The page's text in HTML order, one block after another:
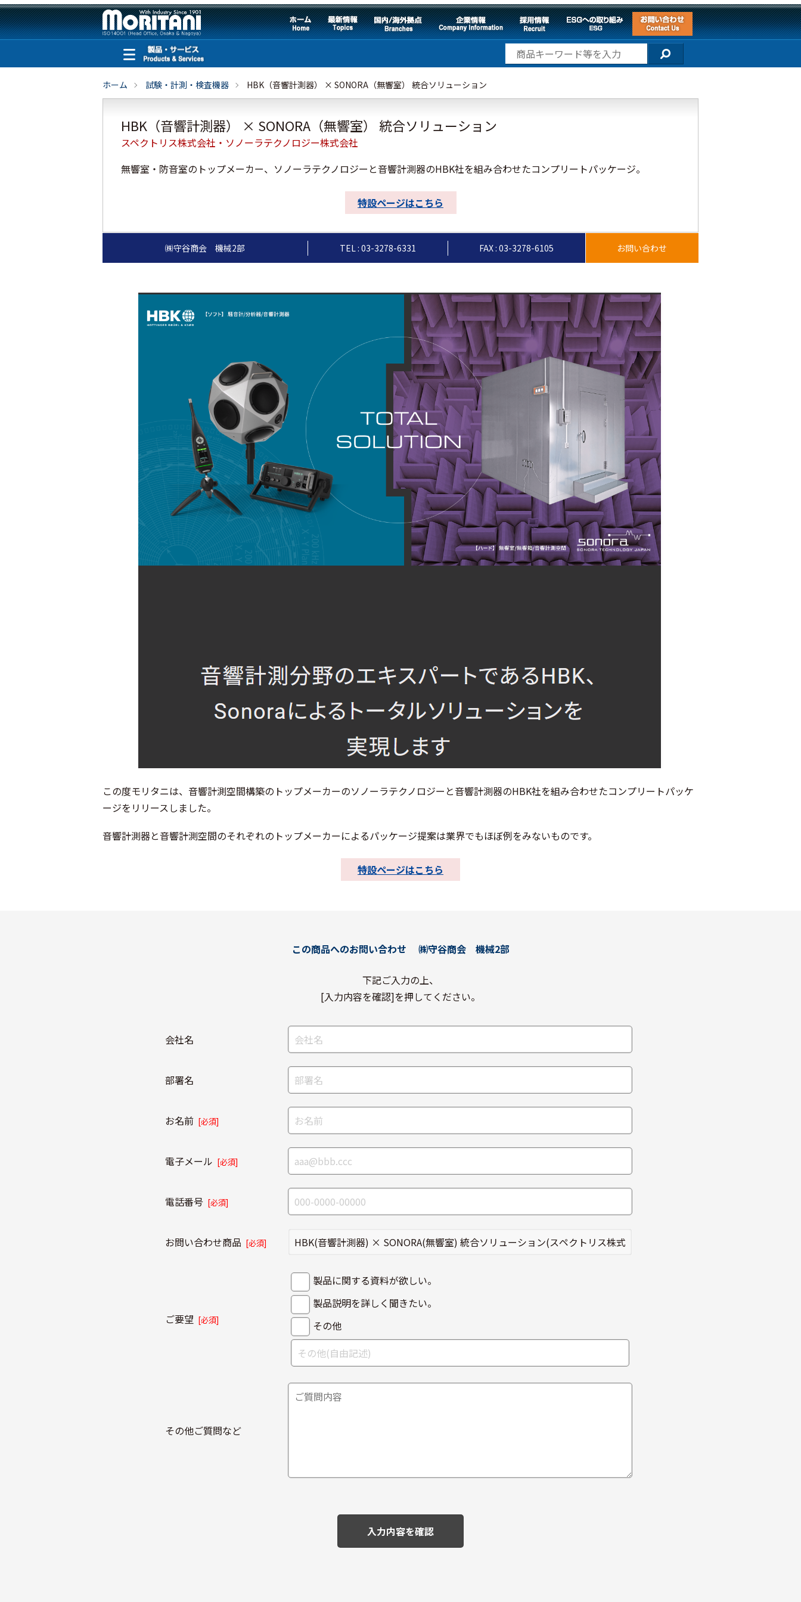
ホーム 試験・計測・検査機器 HBK（音響計測器） × SONORA（無響室） 統合ソリューション
HBK（音響計測器） × SONORA（無響室） 統合ソリューション
スペクトリス株式会社・ソノーラテクノロジー株式会社
無響室・防音室のトップメーカー、ソノーラテクノロジーと音響計測器のHBK社を組み合わせたコンプリートパッケージ。
特設ページはこちら
TEL : 03-3278-6331 FAX : 03-3278-6105
この度モリタニは、音響計測空間構築のトップメーカーのソノーラテクノロジーと音響計測器のHBK社を組み合わせたコンプリートパッケ
ージをリリースしました。
音響計測器と音響計測空間のそれぞれのトップメーカーによるパッケージ提案は業界でもほぼ例をみないものです。
特設ページはこちら
この商品へのお問い合わせ ㈱守谷商会 機械2部
下記ご入力の上、
[入力内容を確認]を押してください。
会社名
部署名
お名前 [必須]
電子メール [必須]
電話番号 [必須]
お問い合わせ商品 [必須]
ご要望 [必須]
製品に関する資料が欲しい。
製品説明を詳しく聞きたい。
その他
その他ご質問など